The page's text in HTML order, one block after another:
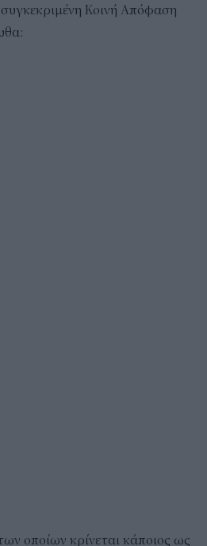
Κοινή Απόφαση
οποίων κρίνεται κάποιος ως